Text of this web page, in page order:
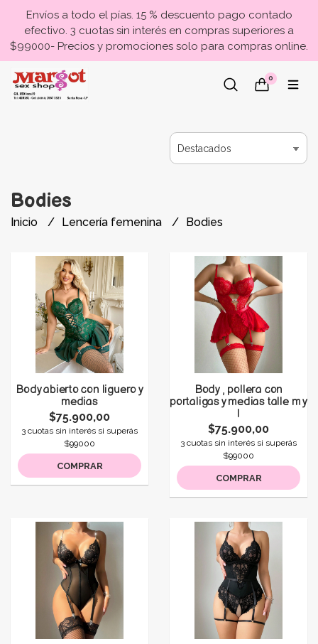
Envíos a todo el pías. 15 % descuento pago contado
efectivo. 3 cuotas sin interés en compras superiores a
$99000- Precios y promociones solo para compras online.
0
Bodies
Inicio Lencería femenina Bodies
Body abierto con liguero y
medias
$75.900,00
3 cuotas sin interés si superás
$99000
COMPRAR
Body , pollera con
portaligas y medias talle m y
l
$75.900,00
3 cuotas sin interés si superás
$99000
COMPRAR